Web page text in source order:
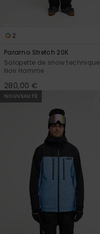
2
Paramo Stretch 20K
Salopette de snow technique
Noir Homme
280,00 €
NOUVEAUTÉ